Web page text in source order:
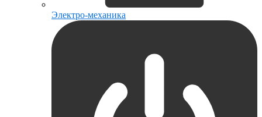
Электро-механика